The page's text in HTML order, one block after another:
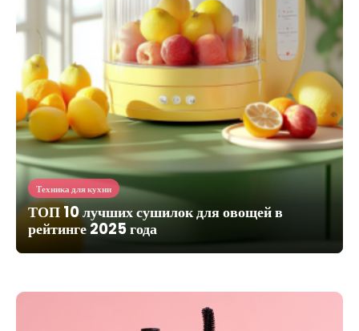
Техника для кухни
ТОП 10 лучших сушилок для овощей в
рейтинге 2025 года